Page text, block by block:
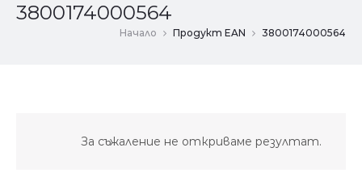
3800174000564
Начало Продукт EAN 3800174000564
За съжаление не откриваме резултат.